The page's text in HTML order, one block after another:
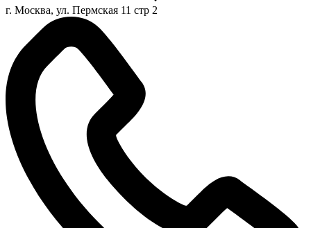
г. Москва, ул. Пермская 11 стр 2